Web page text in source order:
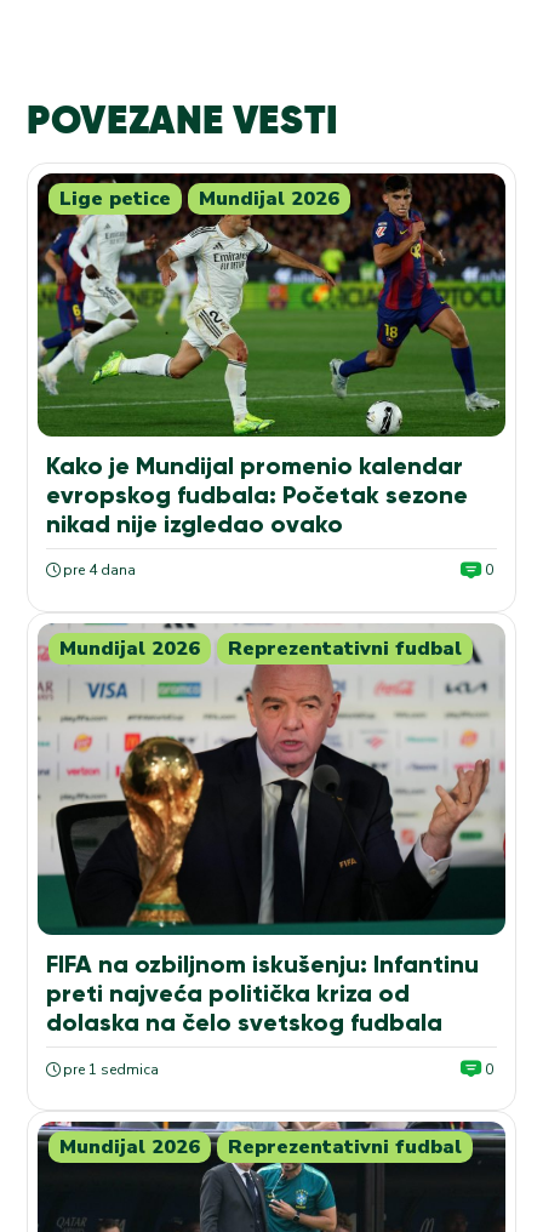
POVEZANE VESTI
Lige petice Mundijal 2026
Kako je Mundijal promenio kalendar
evropskog fudbala: Početak sezone
nikad nije izgledao ovako
pre 4 dana 0
Mundijal 2026 Reprezentativni fudbal
FIFA na ozbiljnom iskušenju: Infantinu
preti najveća politička kriza od
dolaska na čelo svetskog fudbala
pre 1 sedmica 0
Mundijal 2026 Reprezentativni fudbal